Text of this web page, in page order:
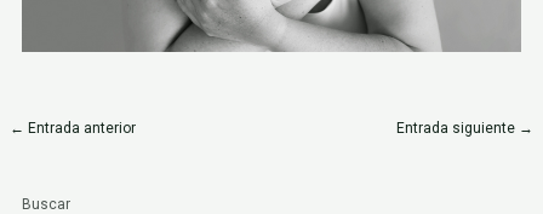
← Entrada anterior Entrada siguiente →
Buscar